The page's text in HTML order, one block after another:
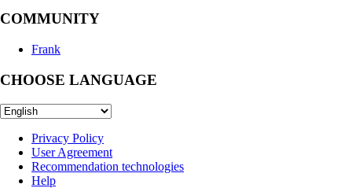
COMMUNITY
Frank
CHOOSE LANGUAGE
Privacy Policy
User Agreement
Recommendation technologies
Help